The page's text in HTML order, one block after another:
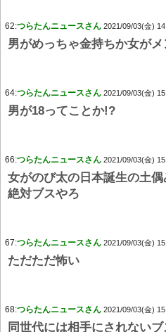
62:つらたんニュースさん 2021/09/03(金)
男がめっちゃ金持ちか女が
64:つらたんニュースさん 2021/09/03(金)
男が18ってことか!?
66:つらたんニュースさん 2021/09/03(金)
女がのび太の日本誕生の土
絶対ブスやろ
67:つらたんニュースさん 2021/09/03(金)
ただただ怖い
68:つらたんニュースさん 2021/09/03(金)
同世代には相手にされないブ